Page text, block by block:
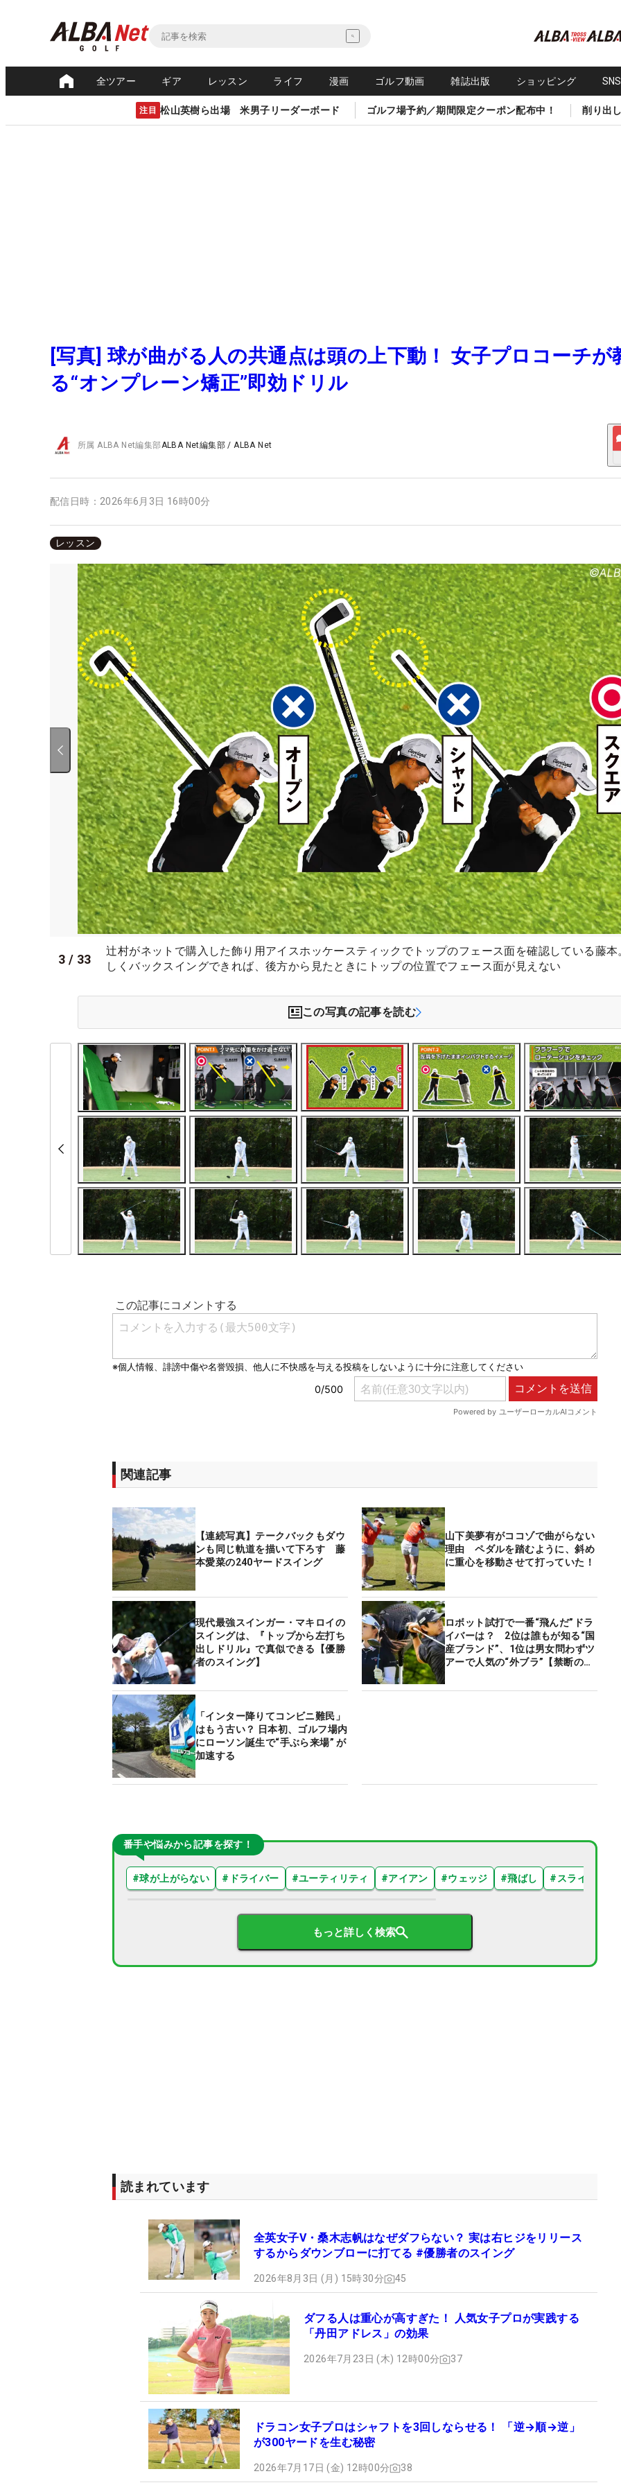
全ツアー ギア レッスン ライフ 漫画 ゴルフ動画 雑誌出版 ショッピング
注目 松山英樹ら出場 米男子リーダーボード ゴルフ場予約／期間限定クーポン配布中！ 削り出
[写真] 球が曲がる人の共通点は頭の上下動！ 女子プロコーチが
る“オンプレーン矯正”即効ドリル
所属ALBA Net編集部ALBA Net編集部 /ALBA Net
配信日時： 2026年6月3日 16時00分
レッスン
3 / 33
辻村がネットで購入した飾り用アイスホッケースティックでトップのフェース面を確認している藤本
しくバックスイングできれば、後方から見たときにトップの位置でフェース面が見えない
この写真の記事を読む
関連記事
【連続写真】テークバックもダウ
ンも同じ軌道を描いて下ろす 藤
本愛菜の240ヤードスイング
山下美夢有がココゾで曲がらない
理由 ペダルを踏むように、斜め
に重心を移動させて打っていた！
現代最強スインガー・マキロイの
スイングは、『トップから左打ち
出しドリル』で真似できる【優勝
者のスイング】
ロボット試打で一番“飛んだ”ドラ
イバーは？ 2位は誰もが知る“国
産ブランド”、1位は男女問わずツ
アーで人気の“外ブラ”【禁断のロ
「インター降りてコンビニ難民」
はもう古い？ 日本初、ゴルフ場内
にローソン誕生で“手ぶら来場” が
加速する
番手や悩みから記事を探す！
#球が上がらない # ドライバー #ユーティリティ #アイアン #ウェッジ #飛ばし # スライス
もっと詳しく検索
読まれています
全英女子V・桑木志帆はなぜダフらない？ 実は右ヒジをリリース
するからダウンブローに打てる #優勝者のスイング
2026年8月3日 (月) 15時30分 45
ダフる人は重心が高すぎた！ 人気女子プロが実践する
「丹田アドレス」の効果
2026年7月23日 (木) 12時00分 37
ドラコン女子プロはシャフトを3回しならせる！ 「逆→順→逆」
が300ヤードを生む秘密
2026年7月17日 (金) 12時00分 38